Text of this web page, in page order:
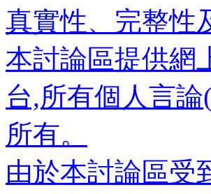
真實性、完整性
本討論區提供網
台,所有個人言
所有。
由於本討論區受